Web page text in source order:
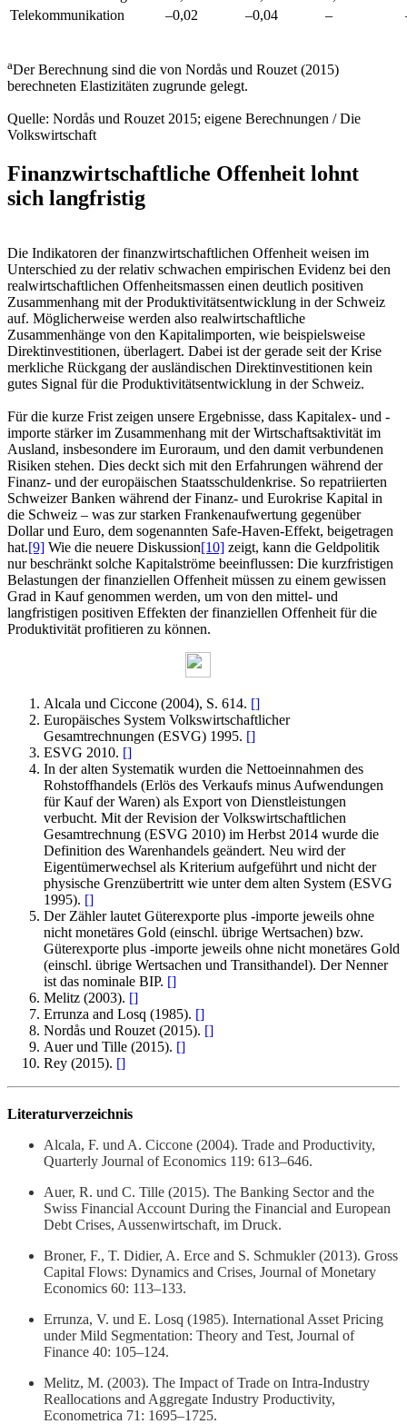
Telekommunikation
–0,02 –0,04 –
aDer Berechnung sind die von Nordås und Rouzet (2015)
berechneten Elastizitäten zugrunde gelegt.
Quelle: Nordås und Rouzet 2015; eigene Berechnungen / Die
Volkswirtschaft
Finanzwirtschaftliche Offenheit lohnt
sich langfristig
Die Indikatoren der finanzwirtschaftlichen Offenheit weisen im
Unterschied zu der relativ schwachen empirischen Evidenz bei den
realwirtschaftlichen Offenheitsmassen einen deutlich positiven
Zusammenhang mit der Produktivitätsentwicklung in der Schweiz
auf. Möglicherweise werden also realwirtschaftliche
Zusammenhänge von den Kapitalimporten, wie beispielsweise
Direktinvestitionen, überlagert. Dabei ist der gerade seit der Krise
merkliche Rückgang der ausländischen Direktinvestitionen kein
gutes Signal für die Produktivitätsentwicklung in der Schweiz.
Für die kurze Frist zeigen unsere Ergebnisse, dass Kapitalex- und -
importe stärker im Zusammenhang mit der Wirtschaftsaktivität im
Ausland, insbesondere im Euroraum, und den damit verbundenen
Risiken stehen. Dies deckt sich mit den Erfahrungen während der
Finanz- und der europäischen Staatsschuldenkrise. So repatriierten
Schweizer Banken während der Finanz- und Eurokrise Kapital in
die Schweiz – was zur starken Frankenaufwertung gegenüber
Dollar und Euro, dem sogenannten Safe-Haven-Effekt, beigetragen
hat.[9] Wie die neuere Diskussion[10] zeigt, kann die Geldpolitik
nur beschränkt solche Kapitalströme beeinflussen: Die kurzfristigen
Belastungen der finanziellen Offenheit müssen zu einem gewissen
Grad in Kauf genommen werden, um von den mittel- und
langfristigen positiven Effekten der finanziellen Offenheit für die
Produktivität profitieren zu können.
Alcala und Ciccone (2004), S. 614. []
Europäisches System Volkswirtschaftlicher
Gesamtrechnungen (ESVG) 1995. []
ESVG 2010. []
In der alten Systematik wurden die Nettoeinnahmen des
Rohstoffhandels (Erlös des Verkaufs minus Aufwendungen
für Kauf der Waren) als Export von Dienstleistungen
verbucht. Mit der Revision der Volkswirtschaftlichen
Gesamtrechnung (ESVG 2010) im Herbst 2014 wurde die
Definition des Warenhandels geändert. Neu wird der
Eigentümerwechsel als Kriterium aufgeführt und nicht der
physische Grenzübertritt wie unter dem alten System (ESVG
1995). []
Der Zähler lautet Güterexporte plus -importe jeweils ohne
nicht monetäres Gold (einschl. übrige Wertsachen) bzw.
Güterexporte plus -importe jeweils ohne nicht monetäres Gold
(einschl. übrige Wertsachen und Transithandel). Der Nenner
ist das nominale BIP. []
Melitz (2003). []
Errunza and Losq (1985). []
Nordås und Rouzet (2015). []
Auer und Tille (2015). []
Rey (2015). []
Literaturverzeichnis
Alcala, F. und A. Ciccone (2004). Trade and Productivity,
Quarterly Journal of Economics 119: 613–646.
Auer, R. und C. Tille (2015). The Banking Sector and the
Swiss Financial Account During the Financial and European
Debt Crises, Aussenwirtschaft, im Druck.
Broner, F., T. Didier, A. Erce and S. Schmukler (2013). Gross
Capital Flows: Dynamics and Crises, Journal of Monetary
Economics 60: 113–133.
Errunza, V. und E. Losq (1985). International Asset Pricing
under Mild Segmentation: Theory and Test, Journal of
Finance 40: 105–124.
Melitz, M. (2003). The Impact of Trade on Intra-Industry
Reallocations and Aggregate Industry Productivity,
Econometrica 71: 1695–1725.